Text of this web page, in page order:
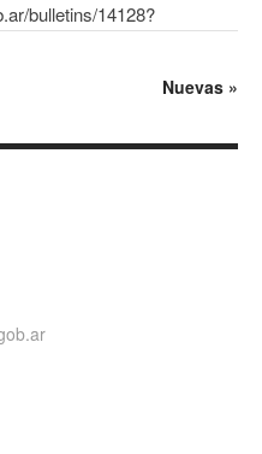
bulletins/14128?
Nuevas »